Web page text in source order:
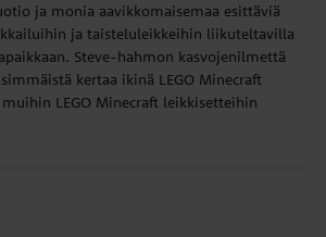
ja monia aavikkomaisemaa esittäviä
ja taisteluleikkeihin liikuteltavilla
Steve-hahmon kasvojenilmettä
kertaa ikinä LEGO Minecraft
LEGO Minecraft leikkisetteihin